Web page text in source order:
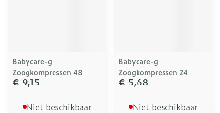
Babycare-g
Zoogkompressen 48
€ 9,15
Niet beschikbaar
Babycare-g
Zoogkompressen 24
€ 5,68
Niet beschikbaar